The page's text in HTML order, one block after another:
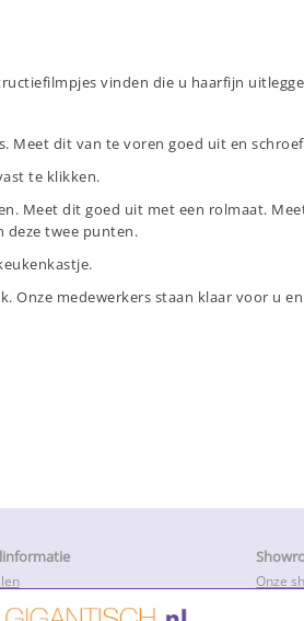
vinden die u haarfijn
dit van te voren goed uit en
te klikken.
Meet dit goed uit met een rolmaat.
deze twee punten.
medewerkers staan klaar voor u
Onze